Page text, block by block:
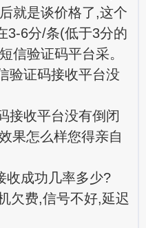
就是谈价格了,这个
3-6分/条(低于3分的
信验证码平台采。
验证码接收平台没
收平台没有倒闭
果怎么样您得亲自
成功几率多少?
欠费,信号不好,延迟